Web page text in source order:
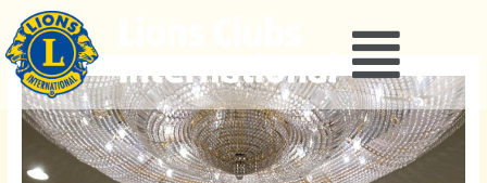
を
Flyout
Menu